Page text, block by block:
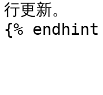
行更新。